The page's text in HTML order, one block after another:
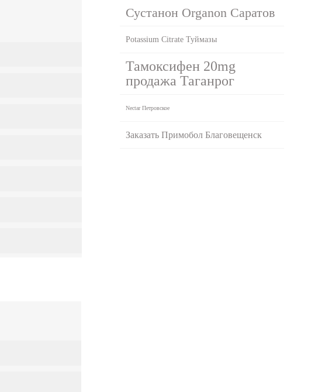
Сустанон Organon Саратов
Potassium Citrate Туймазы
Тамоксифен 20mg
продажа Таганрог
Nectar Петровское
Заказать Примобол Благовещенск